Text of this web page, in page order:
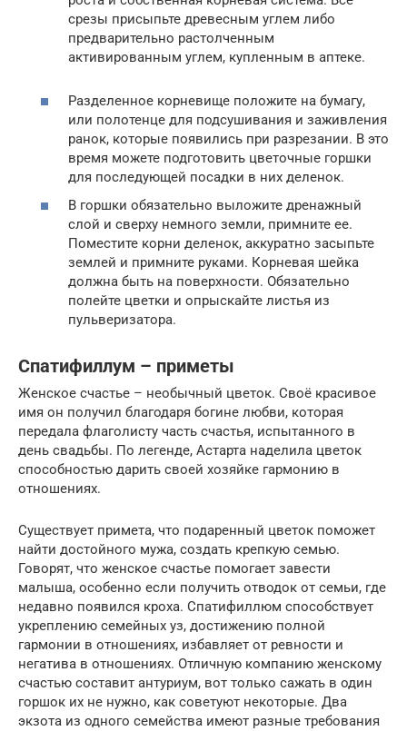
срезы присыпьте древесным углем либо
предварительно растолченным
активированным углем, купленным в аптеке.
Разделенное корневище положите на бумагу,
или полотенце для подсушивания и заживления
ранок, которые появились при разрезании. В это
время можете подготовить цветочные горшки
для последующей посадки в них деленок.
В горшки обязательно выложите дренажный
слой и сверху немного земли, примните ее.
Поместите корни деленок, аккуратно засыпьте
землей и примните руками. Корневая шейка
должна быть на поверхности. Обязательно
полейте цветки и опрыскайте листья из
пульверизатора.
Спатифиллум – приметы
Женское счастье – необычный цветок. Своё красивое
имя он получил благодаря богине любви, которая
передала флаголисту часть счастья, испытанного в
день свадьбы. По легенде, Астарта наделила цветок
способностью дарить своей хозяйке гармонию в
отношениях.
Существует примета, что подаренный цветок поможет
найти достойного мужа, создать крепкую семью.
Говорят, что женское счастье помогает завести
малыша, особенно если получить отводок от семьи, где
недавно появился кроха. Спатифиллюм способствует
укреплению семейных уз, достижению полной
гармонии в отношениях, избавляет от ревности и
негатива в отношениях. Отличную компанию женскому
счастью составит антуриум, вот только сажать в один
горшок их не нужно, как советуют некоторые. Два
экзота из одного семейства имеют разные требования